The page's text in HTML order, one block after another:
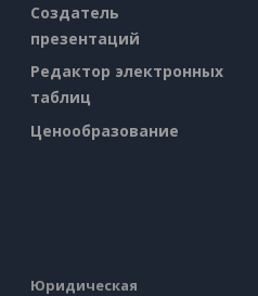
Создатель
презентаций
Редактор электронных
таблиц
Ценообразование
Юридическая